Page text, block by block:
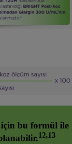
bu formül ile
12,13